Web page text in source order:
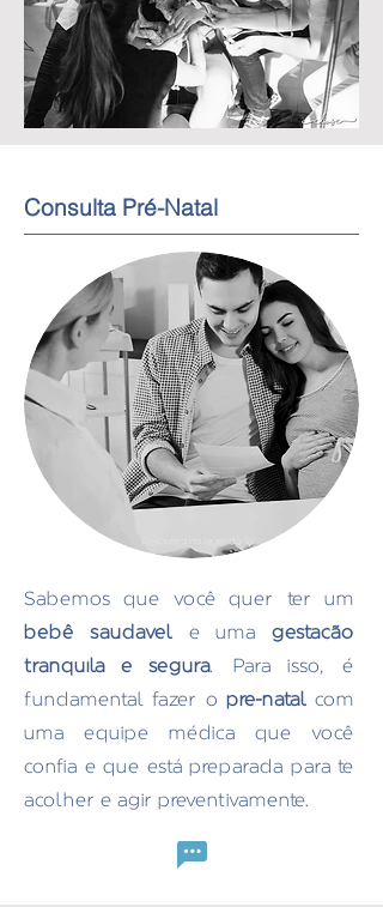
Consulta Pré-Natal
Sabemos que você quer ter um
bebê saudávele uma gestação
tranquila e segura. Para isso, é
fundamental fazer o pré-natalcom
uma equipe médica que você
confia e que está preparada para te
acolher e agir preventivamente.